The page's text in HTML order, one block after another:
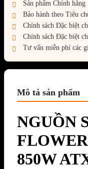
Sản phẩm Chính hãng
Bảo hành theo Tiêu
Chính sách Đặc biệt
Chính sách Đặc biệt
Tư vấn miễn phí các
Mô tả sản phẩm
NGUỒN
850W